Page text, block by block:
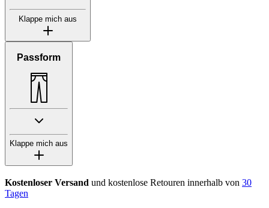
Klappe mich aus
Passform
Klappe mich aus
Kostenloser Versand und kostenlose Retouren innerhalb von 30
Tagen